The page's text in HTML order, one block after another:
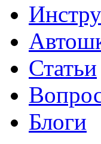
Статьи
Блоги